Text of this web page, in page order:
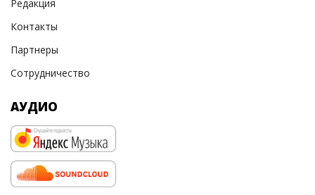
Редакция
Контакты
Партнеры
Сотрудничество
АУДИО